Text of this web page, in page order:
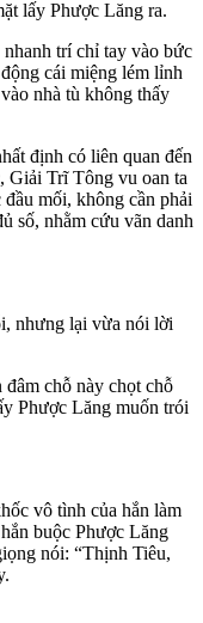
lấy Phược Lăng ra.
trí chỉ tay vào bức
cái miệng lém lỉnh
nhà tù không thấy
định có liên quan đến
Giải Trĩ Tông vu oan ta
mối, không cần phải
số, nhằm cứu vãn danh
nhưng lại vừa nói lời
chỗ này chọt chỗ
Phược Lăng muốn trói
vô tình của hắn làm
buộc Phược Lăng
nói: “Thịnh Tiêu,